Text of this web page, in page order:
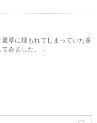
草に埋もれてしまっていた多
みました。 ...